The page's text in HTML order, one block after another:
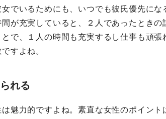
でいるためにも、いつでも彼氏優先にな
が充実していると、２人であったときの
で、１人の時間も充実するし仕事も頑張
すよね。
れる
魅力的ですよね。素直な女性のポイント